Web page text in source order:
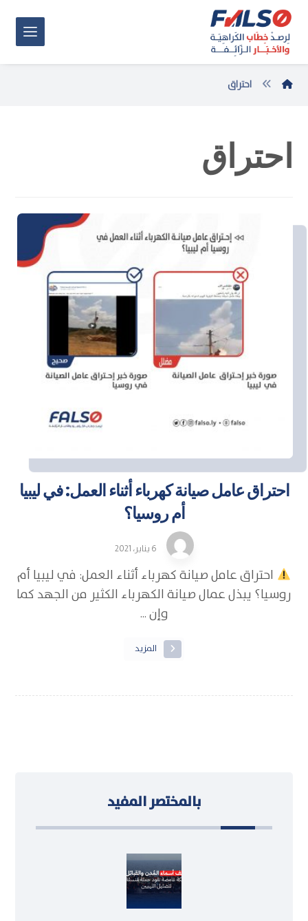
احتراق
احتراق
احتراق عامل صيانة كهرباء أثناء العمل: في ليبيا
أم روسيا؟
6 يناير، 2021
احتراق عامل صيانة كهرباء أثناء العمل: في ليبيا أم
روسيا؟ يبذل عمال صيانة الكهرباء الكثير من الجهد كما
وإن ...
المزيد
بالمختصر المفيد